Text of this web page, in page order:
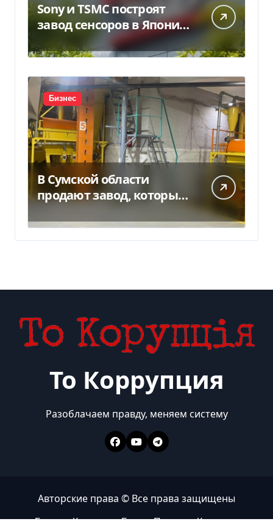
Sony и TSMC построят
завод сенсоров в Японии
за $6,4 млрд
Бизнес
В Сумской области
продают завод, который
продает 90% товаров за
границу
То Коррупция
Разоблачаем правду, меняем систему
Авторские права © Все права защищены
ГлавнаяКоррупцияБизнесПолитикаКонтакты